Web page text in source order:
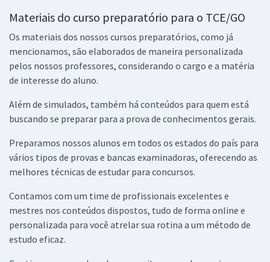
Materiais do curso preparatório para o TCE/GO
Os materiais dos nossos cursos preparatórios, como já
mencionamos, são elaborados de maneira personalizada
pelos nossos professores, considerando o cargo e a matéria
de interesse do aluno.
Além de simulados, também há conteúdos para quem está
buscando se preparar para a prova de conhecimentos gerais.
Preparamos nossos alunos em todos os estados do país para
vários tipos de provas e bancas examinadoras, oferecendo as
melhores técnicas de estudar para concursos.
Contamos com um time de profissionais excelentes e
mestres nos conteúdos dispostos, tudo de forma online e
personalizada para você atrelar sua rotina a um método de
estudo eficaz.